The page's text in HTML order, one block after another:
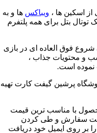
اسکین ها ، ویباکس ها و به
بتل برای همه پلتفرم
شروع فوق العاده ای در بازی
و محتویات جذاب ،
است.
پرشین گیفت کارت تهیه
با مناسب ترین قیمت
ثبت سفارش و طی کردن
بر روی ایمیل خود دریافت